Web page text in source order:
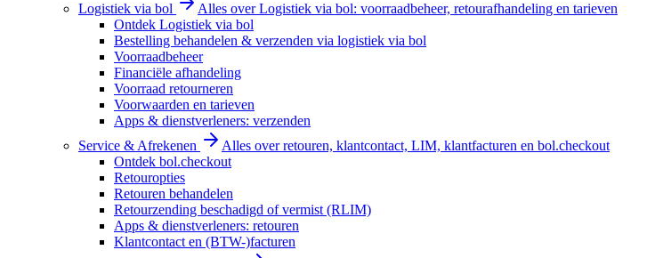
Logistiek via bol
Alles over Logistiek via bol: voorraadbeheer, retourafhandeling en tarieven
Ontdek Logistiek via bol
Bestelling behandelen & verzenden via logistiek via bol
Voorraadbeheer
Financiële afhandeling
Voorraad retourneren
Voorwaarden en tarieven
Apps & dienstverleners: verzenden
Service & Afrekenen
Alles over retouren, klantcontact, LIM, klantfacturen en bol.checkout
Ontdek bol.checkout
Retouropties
Retouren behandelen
Retourzending beschadigd of vermist (RLIM)
Apps & dienstverleners: retouren
Klantcontact en (BTW-)facturen